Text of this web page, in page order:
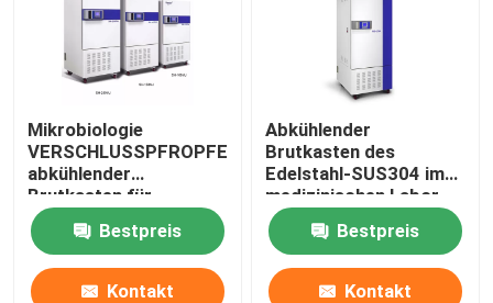
Mikrobiologie
VERSCHLUSSPFROPFEN
abkühlender
Brutkasten für
Bakterienkultur 110V
220V
Bestpreis
Kontakt
Abkühlender
Brutkasten des
Edelstahl-SUS304 im
medizinischen Labor
400L
Bestpreis
Kontakt